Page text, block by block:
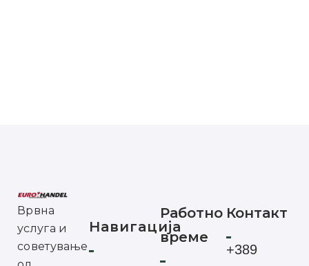
Врвна
услуга и
советување
Навигација
Работно
време
Контакт
+389